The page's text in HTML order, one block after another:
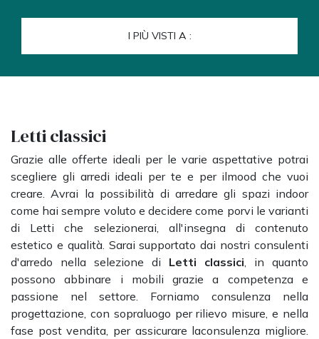
I PIÙ VISTI A :
Letti classici
Grazie alle offerte ideali per le varie aspettative potrai
scegliere gli arredi ideali per te e per ilmood che vuoi
creare. Avrai la possibilità di arredare gli spazi indoor
come hai sempre voluto e decidere come porvi le varianti
di Letti che selezionerai, all'insegna di contenuto
estetico e qualità. Sarai supportato dai nostri consulenti
d'arredo nella selezione di Letti classici, in quanto
possono abbinare i mobili grazie a competenza e
passione nel settore. Forniamo consulenza nella
progettazione, con sopraluogo per rilievo misure, e nella
fase post vendita, per assicurare laconsulenza migliore.